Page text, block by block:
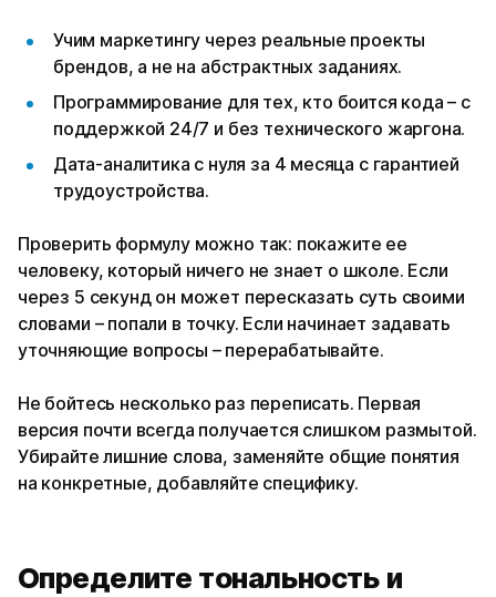
Учим маркетингу через реальные проекты
брендов, а не на абстрактных заданиях.
Программирование для тех, кто боится кода – с
поддержкой 24/7 и без технического жаргона.
Дата-аналитика с нуля за 4 месяца с гарантией
трудоустройства.
Проверить формулу можно так: покажите ее
человеку, который ничего не знает о школе. Если
через 5 секунд он может пересказать суть своими
словами – попали в точку. Если начинает задавать
уточняющие вопросы – перерабатывайте.
Не бойтесь несколько раз переписать. Первая
версия почти всегда получается слишком размытой.
Убирайте лишние слова, заменяйте общие понятия
на конкретные, добавляйте специфику.
Определите тональность и